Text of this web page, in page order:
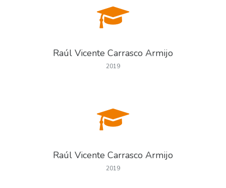
Raúl Vicente Carrasco Armijo
2019
Raúl Vicente Carrasco Armijo
2019